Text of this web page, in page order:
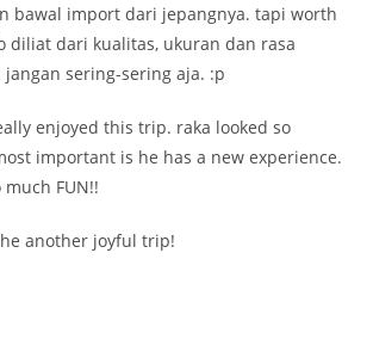
bawal import dari jepangnya. tapi worth
diliat dari kualitas, ukuran dan rasa
jangan sering-sering aja. :p
enjoyed this trip. raka looked so
important is he has a new experience.
FUN!!
another joyful trip!